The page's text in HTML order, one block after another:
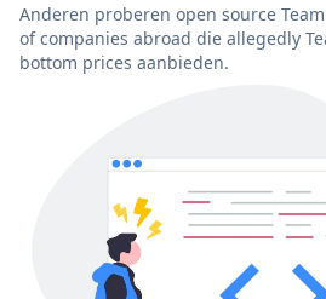
Anderen proberen open source
of companies abroad die allegedly
bottom prices aanbieden.